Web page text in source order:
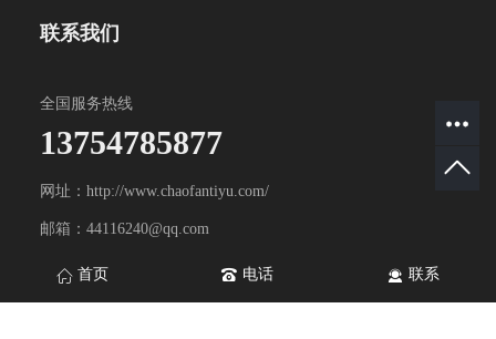
联系我们
全国服务热线
13754785877
网址：http://www.chaofantiyu.com/
邮箱：44116240@qq.com
地址：山东省淄博市淄川区双杨镇双杨工业园
首页 电话 联系